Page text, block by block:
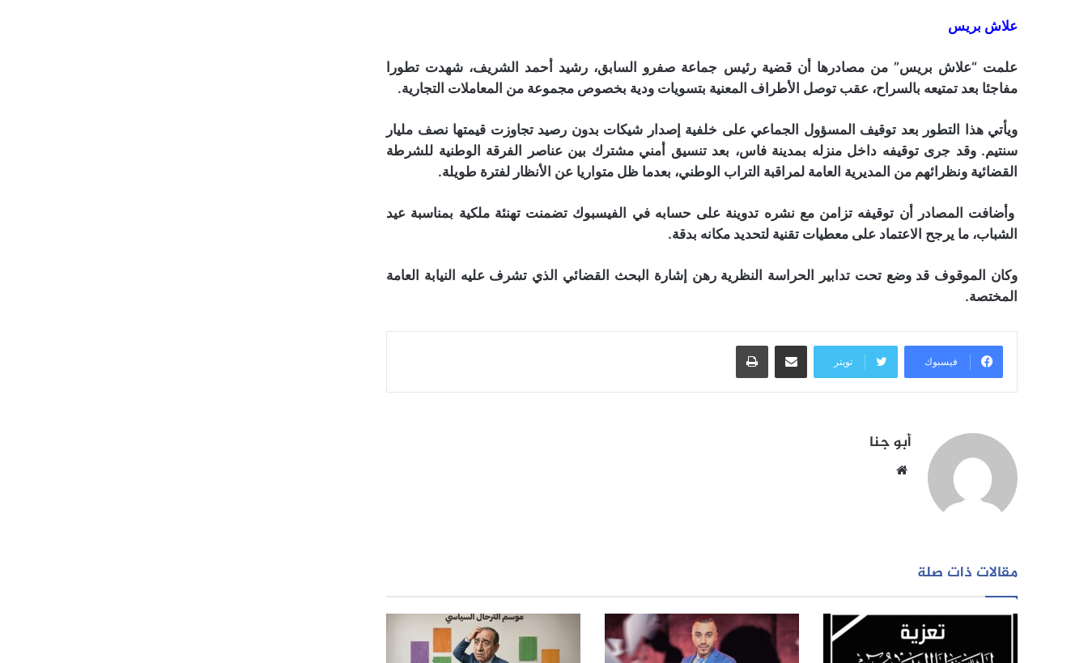
علاش بريس
علمت “علاش بريس” من مصادرها أن قضية رئيس جماعة صفرو السابق، رشيد أحمد الشريف، شهدت تطورا
مفاجئا بعد تمتيعه بالسراح، عقب توصل الأطراف المعنية بتسويات ودية بخصوص مجموعة من المعاملات التجارية.
ويأتي هذا التطور بعد توقيف المسؤول الجماعي على خلفية إصدار شيكات بدون رصيد تجاوزت قيمتها نصف مليار
سنتيم. وقد جرى توقيفه داخل منزله بمدينة فاس، بعد تنسيق أمني مشترك بين عناصر الفرقة الوطنية للشرطة
القضائية ونظرائهم من المديرية العامة لمراقبة التراب الوطني، بعدما ظل متواريا عن الأنظار لفترة طويلة.
وأضافت المصادر أن توقيفه تزامن مع نشره تدوينة على حسابه في الفيسبوك تضمنت تهنئة ملكية بمناسبة عيد
الشباب، ما يرجح الاعتماد على معطيات تقنية لتحديد مكانه بدقة.
وكان الموقوف قد وضع تحت تدابير الحراسة النظرية رهن إشارة البحث القضائي الذي تشرف عليه النيابة العامة
المختصة.
فيسبوك تويتر
مشاركة عبر البريد طباعة
أبو جنا
مقالات ذات صلة